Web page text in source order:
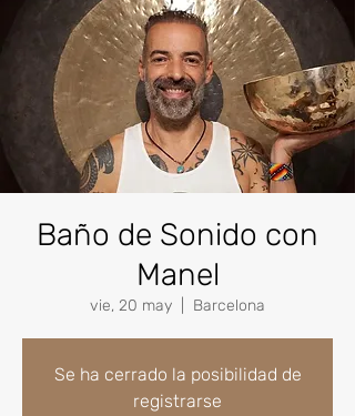
Baño de Sonido con
Manel
vie, 20 may Barcelona
Se ha cerrado la posibilidad de
registrarse